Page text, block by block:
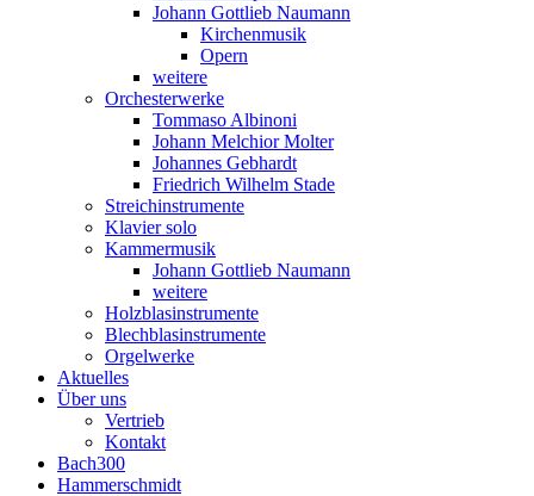
Johann Gottlieb Naumann
Kirchenmusik
Opern
weitere
Orchesterwerke
Tommaso Albinoni
Johann Melchior Molter
Johannes Gebhardt
Friedrich Wilhelm Stade
Streichinstrumente
Klavier solo
Kammermusik
Johann Gottlieb Naumann
weitere
Holzblasinstrumente
Blechblasinstrumente
Orgelwerke
Aktuelles
Über uns
Vertrieb
Kontakt
Bach300
Hammerschmidt